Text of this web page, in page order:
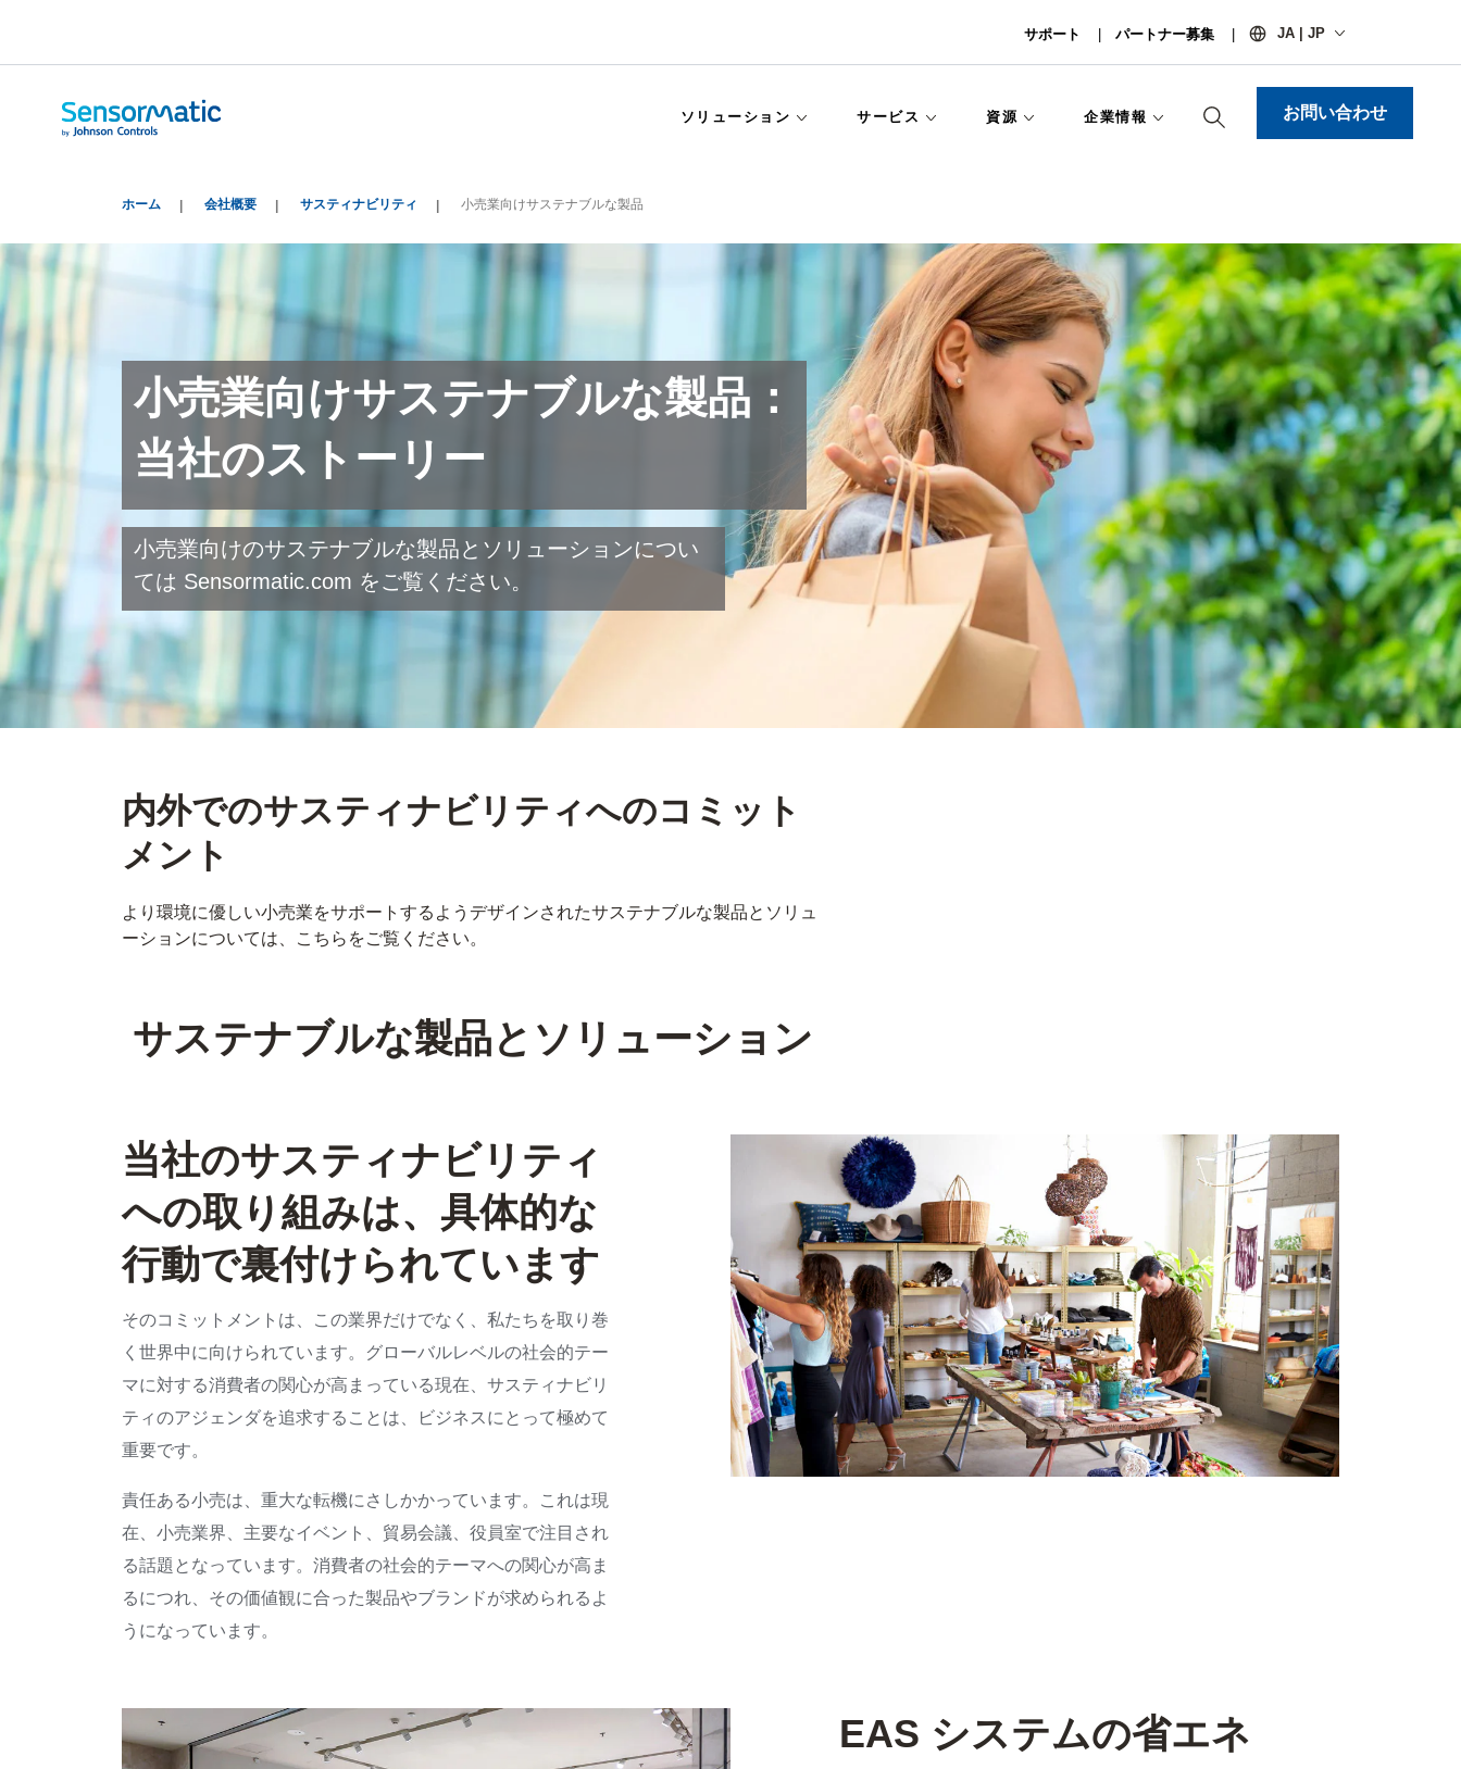
サポート パートナー募集 JA | JP
ソリューション サービス 資源 企業情報​ お問い合わせ
ホーム 会社概要 サスティナビリティ 小売業向けサステナブルな製品
小売業向けサステナブルな製品：
当社のストーリー
小売業向けのサステナブルな製品とソリューションについ
ては Sensormatic.com をご覧ください。
内外でのサスティナビリティへのコミット
メント
より環境に優しい小売業をサポートするようデザインされたサステナブルな製品とソリュ
ーションについては、こちらをご覧ください。
サステナブルな製品とソリューション
当社のサスティナビリティ
への取り組みは、具体的な
行動で裏付けられています
そのコミットメントは、この業界だけでなく、私たちを取り巻
く世界中に向けられています。グローバルレベルの社会的テー
マに対する消費者の関心が高まっている現在、サスティナビリ
ティのアジェンダを追求することは、ビジネスにとって極めて
重要です。
責任ある小売は、重大な転機にさしかかっています。これは現
在、小売業界、主要なイベント、貿易会議、役員室で注目され
る話題となっています。消費者の社会的テーマへの関心が高ま
るにつれ、その価値観に合った製品やブランドが求められるよ
うになっています。
EAS システムの省エネ